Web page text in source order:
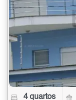
4 quartos